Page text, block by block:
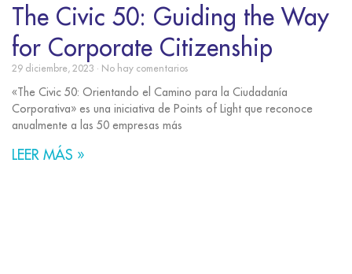
The Civic 50: Guiding the Way
for Corporate Citizenship
29 diciembre, 2023 No hay comentarios
«The Civic 50: Orientando el Camino para la Ciudadanía
Corporativa» es una iniciativa de Points of Light que reconoce
anualmente a las 50 empresas más
LEER MÁS »